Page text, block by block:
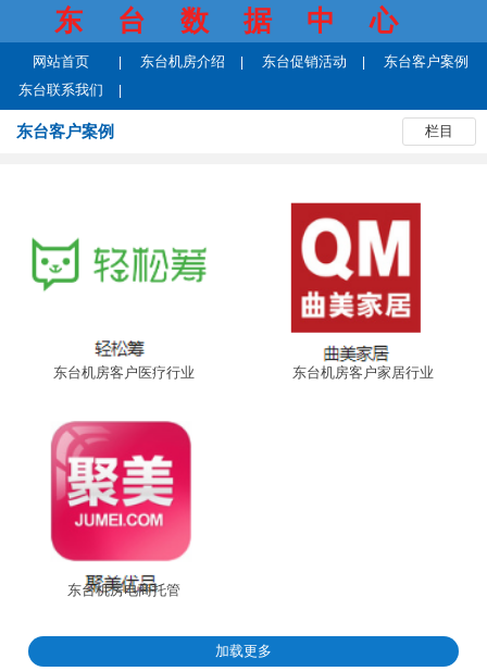
东台数据中心
网站首页 东台机房介绍 东台促销活动
东台客户案例
东台联系我们
栏目
东台客户案例
东台机房客户医疗行业 东台机房客户家居行业
东台机房电商托管
加载更多